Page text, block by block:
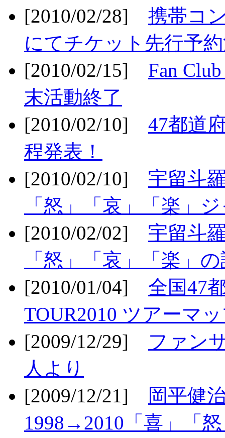
[2010/02/28] 携帯コ
にてチケット先行予
[2010/02/15] Fan
末活動終了
[2010/02/10] 47都道
程発表！
[2010/02/10] 宇留斗
「怒」「哀」「楽」
[2010/02/02] 宇留斗
「怒」「哀」「楽」
[2010/01/04] 全国47
TOUR2010 ツアーマ
[2009/12/29] ファン
人より
[2009/12/21]
岡平健
1998→2010「喜」「